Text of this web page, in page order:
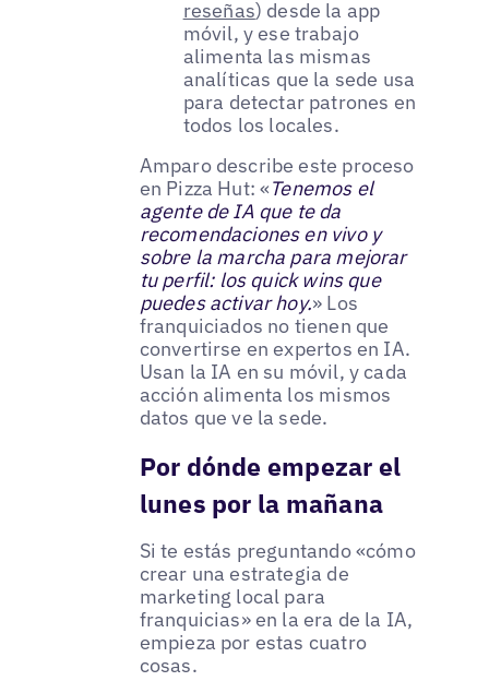
reseñas) desde la app
móvil, y ese trabajo
alimenta las mismas
analíticas que la sede usa
para detectar patrones en
todos los locales.
Amparo describe este proceso
en Pizza Hut: «Tenemos el
agente de IA que te da
recomendaciones en vivo y
sobre la marcha para mejorar
tu perfil: los quick wins que
puedes activar hoy.» Los
franquiciados no tienen que
convertirse en expertos en IA.
Usan la IA en su móvil, y cada
acción alimenta los mismos
datos que ve la sede.
Por dónde empezar el
lunes por la mañana
Si te estás preguntando «cómo
crear una estrategia de
marketing local para
franquicias» en la era de la IA,
empieza por estas cuatro
cosas.